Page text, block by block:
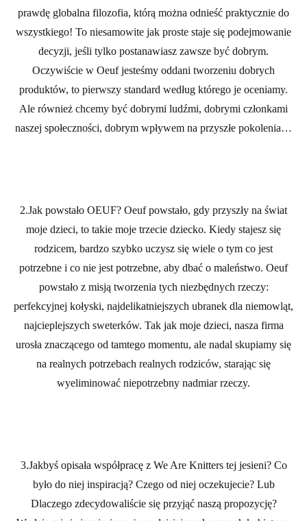
prawdę globalna filozofia, którą można odnieść praktycznie do
wszystkiego! To niesamowite jak proste staje się podejmowanie
decyzji, jeśli tylko postanawiasz zawsze być dobrym.
Oczywiście w Oeuf jesteśmy oddani tworzeniu dobrych
produktów, to pierwszy standard według którego je oceniamy.
Ale również chcemy być dobrymi ludźmi, dobrymi członkami
naszej społeczności, dobrym wpływem na przyszłe pokolenia…
2.Jak powstało OEUF? Oeuf powstało, gdy przyszły na świat
moje dzieci, to takie moje trzecie dziecko. Kiedy stajesz się
rodzicem, bardzo szybko uczysz się wiele o tym co jest
potrzebne i co nie jest potrzebne, aby dbać o maleństwo. Oeuf
powstało z misją tworzenia tych niezbędnych rzeczy:
perfekcyjnej kołyski, najdelikatniejszych ubranek dla niemowląt,
najcieplejszych sweterków. Tak jak moje dzieci, nasza firma
urosła znaczącego od tamtego momentu, ale nadal skupiamy się
na realnych potrzebach realnych rodziców, starając się
wyeliminować niepotrzebny nadmiar rzeczy.
3.Jakbyś opisała współpracę z We Are Knitters tej jesieni? Co
było do niej inspiracją? Czego od niej oczekujecie?Lub
Dlaczego zdecydowaliście się przyjąć naszą propozycję?